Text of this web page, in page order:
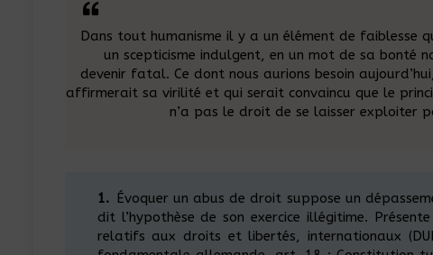
Dans tout humanisme il y a un élément de faiblesse
un scepticisme indulgent, en un mot de sa bonté
devenir fatal. Ce dont nous aurions besoin
affirmerait sa virilité et qui serait convaincu que le
n’a pas le droit de se laisser exploiter
1.Évoquer un abus de droit suppose un
dit l’hypothèse de son exercice illégitime.
relatifs aux droits et libertés, internationaux